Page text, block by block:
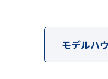
モデルハ